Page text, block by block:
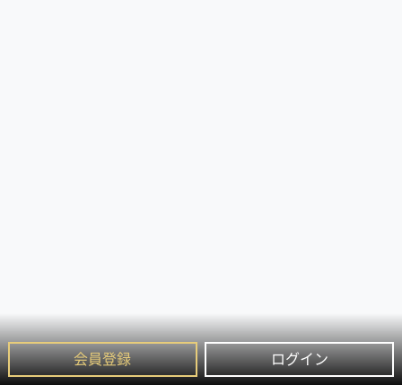
会員登録 ログイン